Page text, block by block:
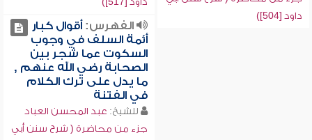
داود [504])
الفهرس:أقوال كبار
أئمة السلف في وجوب
السكوت عما شجر بين
الصحابة رضي الله عنهم ,
ما يدل على ترك الكلام
في الفتنة
للشيخ: عبد المحسن العباد
جزء من محاضرة ( شرح سنن أبي